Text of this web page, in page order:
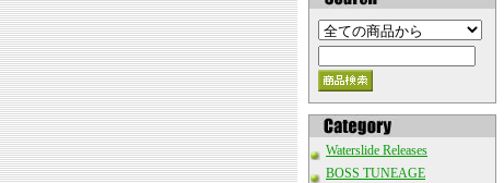
Waterslide Releases
BOSS TUNEAGE